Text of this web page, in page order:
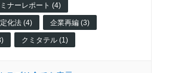
ナーレポート (4)
化法 (4) 企業再編 (3)
クミタテル (1)